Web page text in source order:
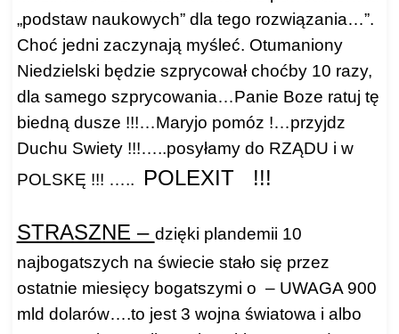
„podstaw naukowych” dla tego rozwiązania…”.
Choć jedni zaczynają myśleć. Otumaniony
Niedzielski będzie szprycował choćby 10 razy,
dla samego szprycowania…Panie Boze ratuj tę
biedną dusze !!!…Maryjo pomóz !…przyjdz
Duchu Swiety !!!…..posyłamy do RZĄDU i w
POLSKĘ !!! …..
POLEXIT !!!
STRASZNE – dzięki plandemii 10
najbogatszych na świecie stało się przez
ostatnie miesięcy bogatszymi o – UWAGA 900
mld dolarów….to jest 3 wojna światowa i albo